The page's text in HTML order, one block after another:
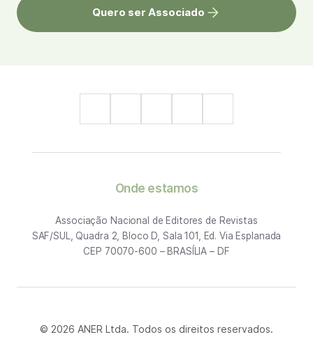
Quero ser Associado
Onde estamos
Associação Nacional de Editores de Revistas
SAF/SUL, Quadra 2, Bloco D, Sala 101, Ed. Via Esplanada
CEP 70070-600 – BRASÍLIA – DF
© 2026 ANER Ltda. Todos os direitos reservados.